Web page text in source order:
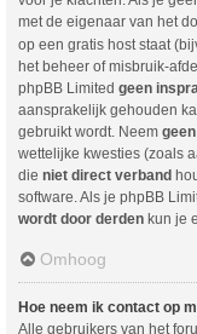
met de eigenaar van het
op een gratis host staat
het beheer of misbruik-
phpBB Limited geen
aansprakelijk gehouden
gebruikt wordt. Neem geen
wettelijke kwesties (zoals
die niet direct verband
software. Als je phpBB
wordt door derden kun je
Omhoog
Hoe neem ik contact op
Alle gebruikers van het